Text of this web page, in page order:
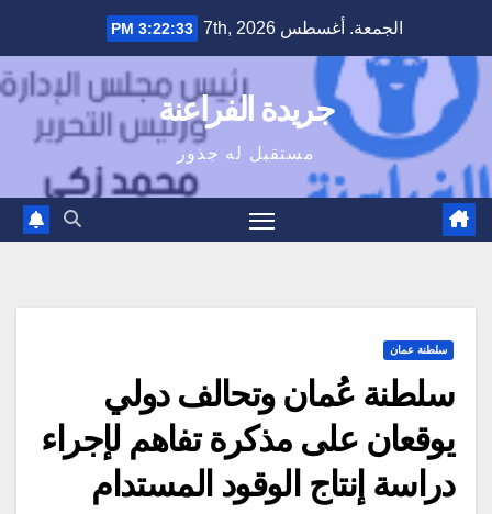
content
الجمعة. أغسطس 7th, 2026 3:22:34 PM
جريدة الفراعنة
مستقبل له جذور
سلطنة عمان
سلطنة عُمان وتحالف دولي
يوقعان على مذكرة تفاهم لإجراء
دراسة إنتاج الوقود المستدام